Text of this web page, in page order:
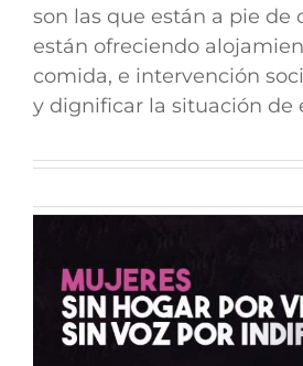
son las que están a pie de
están ofreciendo
comida, e intervención
y dignificar la situación de